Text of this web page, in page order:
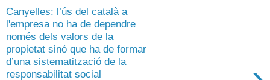
Canyelles: l’ús del català a
l'empresa no ha de dependre
només dels valors de la
propietat sinó que ha de formar
d’una sistematització de la
responsabilitat social